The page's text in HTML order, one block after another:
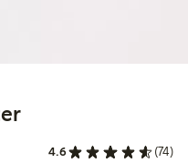
4.6 (74)